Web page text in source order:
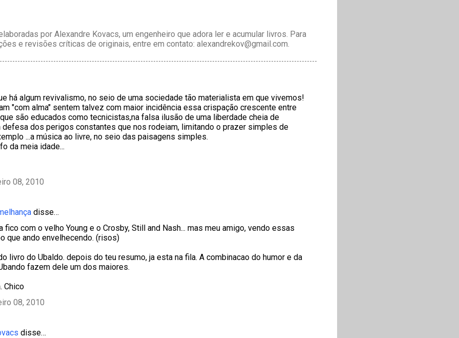
por Alexandre Kovacs, um engenheiro que adora ler e acumular livros. Para
e revisões críticas de originais, entre em contato: alexandrekov@gmail.com.
há algum revivalismo, no seio de uma sociedade tão materialista em que vivemos!
"com alma" sentem talvez com maior incidência essa crispação crescente entre
são educados como tecnicistas,na falsa ilusão de uma liberdade cheia de
defesa dos perigos constantes que nos rodeiam, limitando o prazer simples de
...a música ao livre, no seio das paisagens simples.
da meia idade...
08, 2010
disse…
fico com o velho Young e o Crosby, Still and Nash... mas meu amigo, vendo essas
que ando envelhecendo. (risos)
livro do Ubaldo. depois do teu resumo, ja esta na fila. A combinacao do humor e da
fazem dele um dos maiores.
Chico
08, 2010
disse…